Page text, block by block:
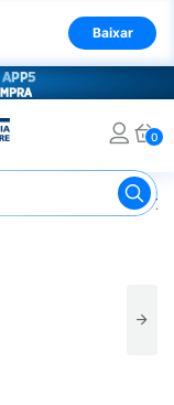
Baixar
0
Ração para Cachorro